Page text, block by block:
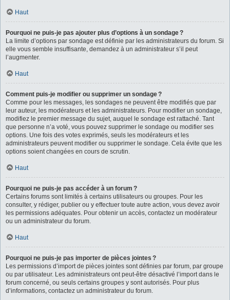
Haut
Pourquoi ne puis-je pas ajouter plus d’options à un sondage ?
La limite d’options par sondage est définie par les administrateurs du forum. Si
elle vous semble insuffisante, demandez à un administrateur s’il peut
l’augmenter.
Haut
Comment puis-je modifier ou supprimer un sondage ?
Comme pour les messages, les sondages ne peuvent être modifiés que par
leur auteur, les modérateurs et les administrateurs. Pour modifier un sondage,
modifiez le premier message du sujet, auquel le sondage est rattaché. Tant
que personne n’a voté, vous pouvez supprimer le sondage ou modifier ses
options. Une fois des votes exprimés, seuls les modérateurs et les
administrateurs peuvent modifier ou supprimer le sondage. Cela évite que les
options soient changées en cours de scrutin.
Haut
Pourquoi ne puis-je pas accéder à un forum ?
Certains forums sont limités à certains utilisateurs ou groupes. Pour les
consulter, y rédiger, publier ou y effectuer toute autre action, vous devez avoir
les permissions adéquates. Pour obtenir un accès, contactez un modérateur
ou un administrateur du forum.
Haut
Pourquoi ne puis-je pas importer de pièces jointes ?
Les permissions d’import de pièces jointes sont définies par forum, par groupe
ou par utilisateur. Les administrateurs ont peut-être désactivé l’import dans le
forum concerné, ou seuls certains groupes y sont autorisés. Pour plus
d’informations, contactez un administrateur du forum.